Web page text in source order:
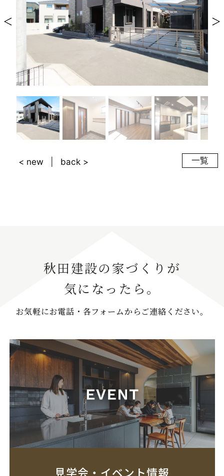
一覧
< new back >
秋田建設の家づくりが
気になったら。
お気軽にお電話・各フォームからご連絡ください。
見学会・イベント情報